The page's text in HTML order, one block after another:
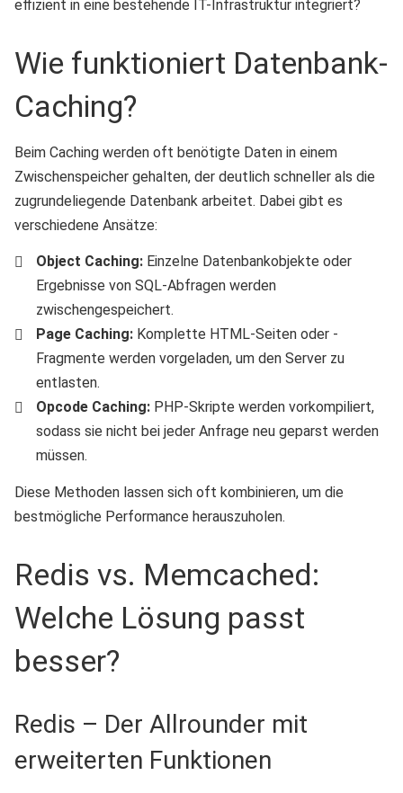
effizient in eine bestehende IT-Infrastruktur integriert?
Wie funktioniert Datenbank-
Caching?
Beim Caching werden oft benötigte Daten in einem
Zwischenspeicher gehalten, der deutlich schneller als die
zugrundeliegende Datenbank arbeitet. Dabei gibt es
verschiedene Ansätze:
Object Caching: Einzelne Datenbankobjekte oder
Ergebnisse von SQL-Abfragen werden
zwischengespeichert.
Page Caching: Komplette HTML-Seiten oder -
Fragmente werden vorgeladen, um den Server zu
entlasten.
Opcode Caching: PHP-Skripte werden vorkompiliert,
sodass sie nicht bei jeder Anfrage neu geparst werden
müssen.
Diese Methoden lassen sich oft kombinieren, um die
bestmögliche Performance herauszuholen.
Redis vs. Memcached:
Welche Lösung passt
besser?
Redis – Der Allrounder mit
erweiterten Funktionen